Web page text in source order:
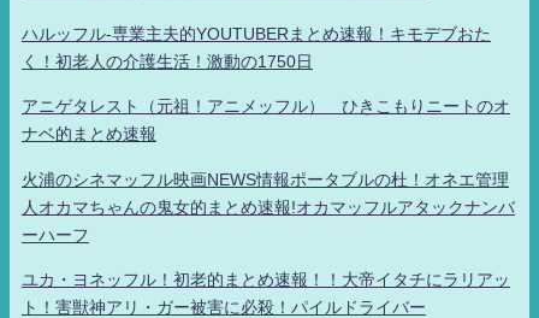
ハルッフル-専業主夫的YOUTUBERまとめ速報！キモデブおた
く！初老人の介護生活！激動の1750日
アニゲタレスト（元祖！アニメッフル） ひきこもりニートのオ
ナベ的まとめ速報
火浦のシネマッフル映画NEWS情報ポータブルの杜！オネエ管理
人オカマちゃんの鬼女的まとめ速報!オカマッフルアタックナンバ
ーハーフ
ユカ・ヨネッフル！初老的まとめ速報！！大帝イタチにラリアッ
ト！害獣神アリ・ガー被害に必殺！パイルドライバー